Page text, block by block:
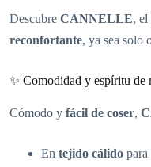
Descubre CANNELLE, el
reconfortante, ya sea solo
✨ Comodidad y espíritu de
Cómodo y fácil de coser,
En tejido cálido